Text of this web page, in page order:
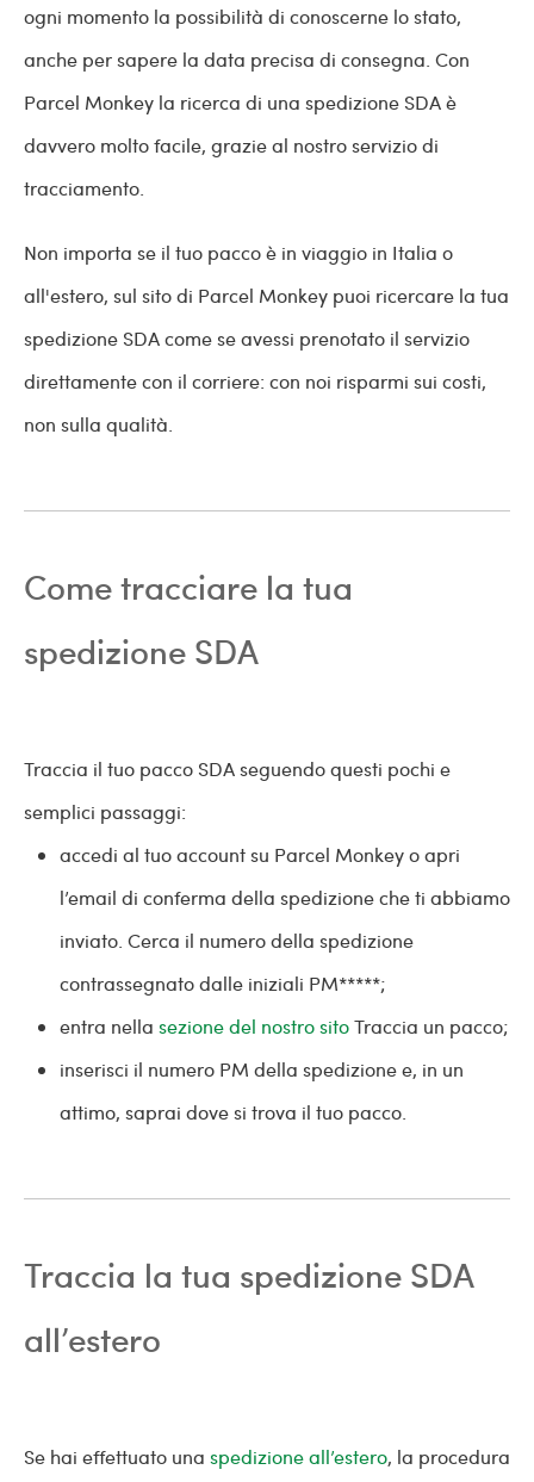
ogni momento la possibilità di conoscerne lo stato,
anche per sapere la data precisa di consegna. Con
Parcel Monkey la ricerca di una spedizione SDA è
davvero molto facile, grazie al nostro servizio di
tracciamento.
Non importa se il tuo pacco è in viaggio in Italia o
all'estero, sul sito di Parcel Monkey puoi ricercare la tua
spedizione SDA come se avessi prenotato il servizio
direttamente con il corriere: con noi risparmi sui costi,
non sulla qualità.
Come tracciare la tua
spedizione SDA
Traccia il tuo pacco SDA seguendo questi pochi e
semplici passaggi:
accedi al tuo account su Parcel Monkey o apri
l’email di conferma della spedizione che ti abbiamo
inviato. Cerca il numero della spedizione
contrassegnato dalle iniziali PM*****;
entra nella sezione del nostro sitoTraccia un pacco;
inserisci il numero PM della spedizione e, in un
attimo, saprai dove si trova il tuo pacco.
Traccia la tua spedizione SDA
all’estero
Se hai effettuato una spedizione all’estero, la procedura